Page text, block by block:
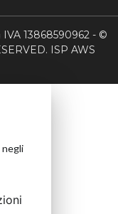
13868590962 - ©
ISP AWS
negli